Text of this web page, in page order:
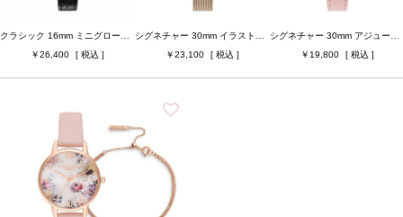
ケースカラー
ジュエリータイプ
ジュエリーカラー
26,400
23,100
19,800